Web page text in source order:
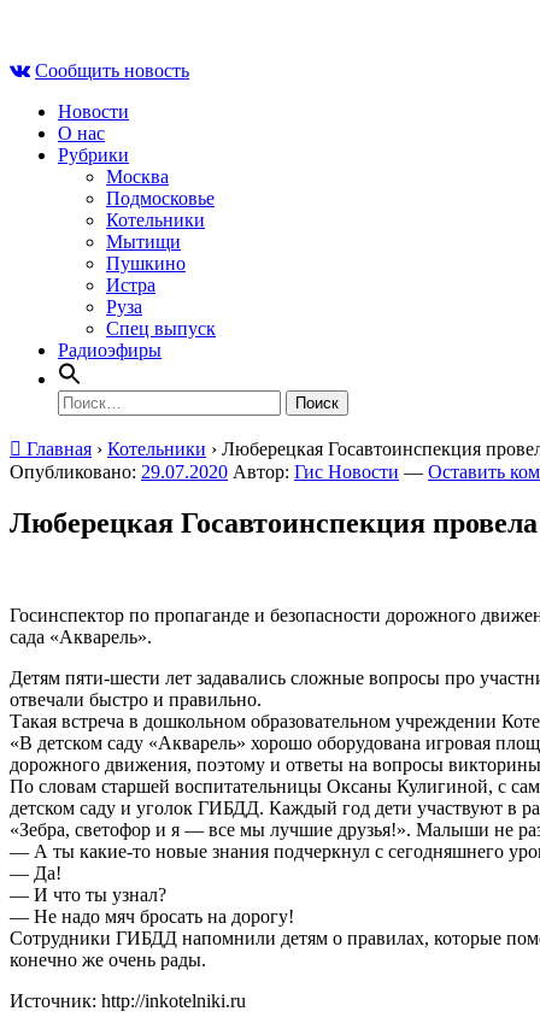
contentСообщить новость
Новости
О нас
Рубрики
Москва
Подмосковье
Котельники
Мытищи
Пушкино
Истра
Руза
Спец выпуск
Радиоэфиры
Найти:
Главная › Котельники › Люберецкая Госавтоинспекция
Опубликовано: 29.07.2020 Автор: Гис Новости — Оставить
Люберецкая Госавтоинспекция
Госинспектор по пропаганде и безопасности дорожного
сада «Акварель».
Детям пяти-шести лет задавались сложные вопросы про
отвечали быстро и правильно.
Такая встреча в дошкольном образовательном учреждении
«В детском саду «Акварель» хорошо оборудована игровая
дорожного движения, поэтому и ответы на вопросы
По словам старшей воспитательницы Оксаны Кулигиной, с
детском саду и уголок ГИБДД. Каждый год дети участвуют в
«Зебра, светофор и я — все мы лучшие друзья!». Малыши не
— А ты какие-то новые знания подчеркнул с сегодняшнего
— Да!
— И что ты узнал?
— Не надо мяч бросать на дорогу!
Сотрудники ГИБДД напомнили детям о правилах, которые
конечно же очень рады.
Источник: http://inkotelniki.ru